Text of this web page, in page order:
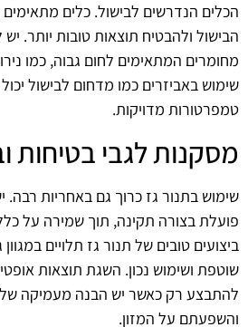
הכלים הנדרשים לבישול. כלים
הבישול ולהבטיח תוצאות טובות יותר.
מחומרים המתאימים לחום גבוה, כמו
שימוש באביזרים כמו מדחום לבישול יכול
טמפרטורות מדויקות.
מסקנות לגבי בטיחות
שימוש בתנור גז כרוך גם באחריות רבה.
פועלת בצורה תקינה, תוך שמירה על
ביצועים טובים של תנור גז תלויים
שוטפת ושימוש נכון. השגת תוצאות
להתבצע רק כאשר יש הבנה מעמיקה של
והשפעתם על המזון.